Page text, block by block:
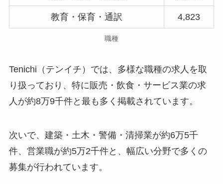
教育・保育・通訳 4,823
職種
Tenichi（テンイチ）では、多様な職種の求人を取
り扱っており、特に販売・飲食・サービス業の求
人が約8万9千件と最も多く掲載されています。
次いで、建築・土木・警備・清掃業が約6万5千
件、営業職が約5万2千件と、幅広い分野で多くの
募集が行われています。